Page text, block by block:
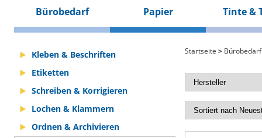
Bürobedarf Papier Tinte &
Kleben & Beschriften
Etiketten
Schreiben & Korrigieren
Lochen & Klammern
Ordnen & Archivieren
Startseite > Bürobedarf